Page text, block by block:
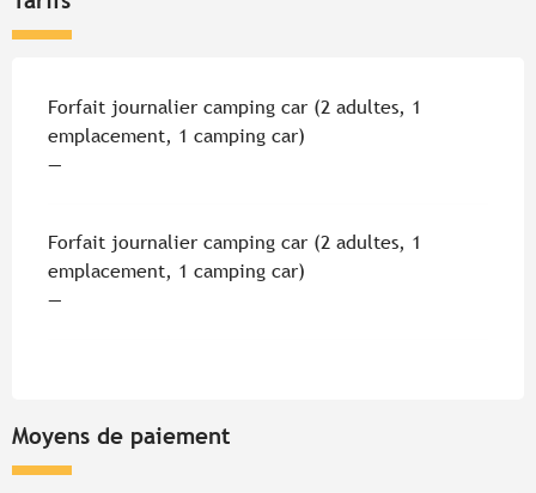
Tarifs 2026
Forfait journalier camping car (2 adultes, 1
emplacement, 1 camping car)
—
Forfait journalier camping car (2 adultes, 1
emplacement, 1 camping car)
—
Moyens de paiement